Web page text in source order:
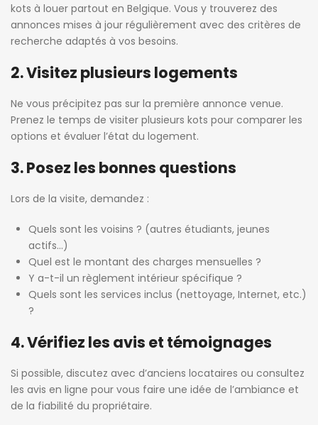
kots à louer partout en Belgique. Vous y trouverez des
annonces mises à jour régulièrement avec des critères de
recherche adaptés à vos besoins.
2. Visitez plusieurs logements
Ne vous précipitez pas sur la première annonce venue.
Prenez le temps de visiter plusieurs kots pour comparer les
options et évaluer l’état du logement.
3. Posez les bonnes questions
Lors de la visite, demandez :
Quels sont les voisins ? (autres étudiants, jeunes
actifs…)
Quel est le montant des charges mensuelles ?
Y a-t-il un règlement intérieur spécifique ?
Quels sont les services inclus (nettoyage, Internet, etc.)
?
4. Vérifiez les avis et témoignages
Si possible, discutez avec d’anciens locataires ou consultez
les avis en ligne pour vous faire une idée de l’ambiance et
de la fiabilité du propriétaire.